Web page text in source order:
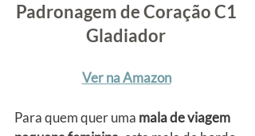
Padronagem de Coração C1
Gladiador
Ver na Amazon
Para quem quer uma mala de viagem